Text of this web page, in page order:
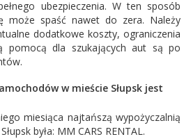
ubezpieczenia. W ten sposób
może spaść nawet do zera. Należy
dodatkowe koszty, ograniczenia
pomocą dla szukających aut są po
w mieście Słupsk jest
miesiąca najtańszą wypożyczalnią
była: MM CARS RENTAL .